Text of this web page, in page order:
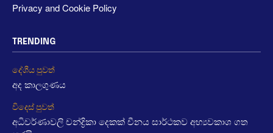
Privacy and Cookie Policy
TRENDING
දේශීය පුවත්
අද කාලගුණය
විදෙස් පුවත්
අධිවර්ණාවලි චන්ද්‍රිකා දෙකක් චීනය සාර්ථකව අභ්‍යවකාශ ගත